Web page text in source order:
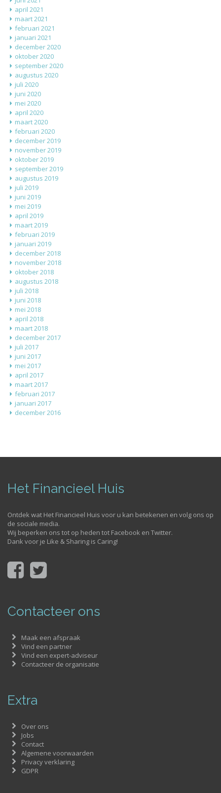
april 2021
maart 2021
februari 2021
januari 2021
december 2020
oktober 2020
september 2020
augustus 2020
juli 2020
juni 2020
mei 2020
april 2020
maart 2020
februari 2020
december 2019
november 2019
oktober 2019
september 2019
augustus 2019
juli 2019
juni 2019
mei 2019
april 2019
maart 2019
februari 2019
januari 2019
december 2018
november 2018
oktober 2018
augustus 2018
juli 2018
juni 2018
mei 2018
april 2018
maart 2018
december 2017
juli 2017
juni 2017
mei 2017
april 2017
maart 2017
februari 2017
januari 2017
december 2016
Het Financieel Huis
Ontdek wat Het Financieel Huis voor u kan betekenen en volg ons op
de sociale media.
Wij beperken ons tot op heden tot Facebook en Twitter.
Dank voor je Like & Sharing is Caring!
Contacteer ons
Maak een afspraak
Vind een partner
Vind een expert-adviseur
Contacteer de organisatie
Extra
Over ons
Jobs
Contact
Algemene voorwaarden
Privacy verklaring
GDPR